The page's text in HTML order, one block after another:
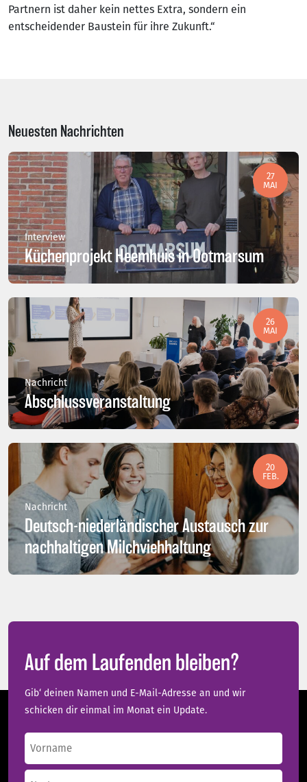
Partnern ist daher kein nettes Extra, sondern ein
entscheidender Baustein für ihre Zukunft.“
Neuesten Nachrichten
27
MAI
Interview
Küchenprojekt Heemhuis in Ootmarsum
26
MAI
Nachricht
Abschlussveranstaltung
20
FEB.
Nachricht
Deutsch-niederländischer Austausch zur
nachhaltigen Milchviehhaltung
Auf dem Laufenden bleiben?
Gib‘ deinen Namen und E-Mail-Adresse an und wir
schicken dir einmal im Monat ein Update.
Vorname